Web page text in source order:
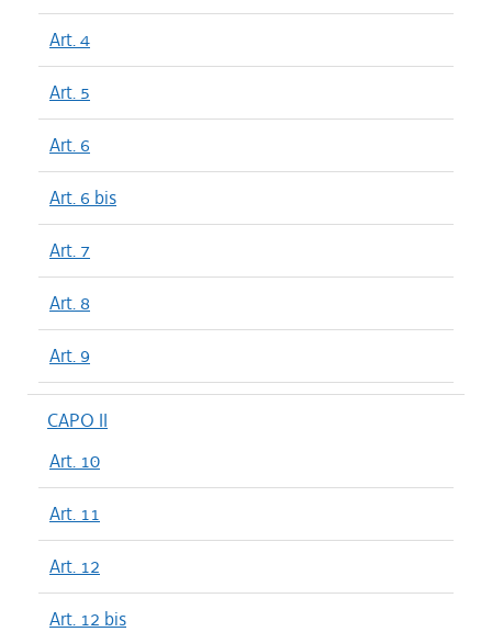
Art. 4
Art. 5
Art. 6
Art. 6 bis
Art. 7
Art. 8
Art. 9
CAPO II
Art. 10
Art. 11
Art. 12
Art. 12 bis